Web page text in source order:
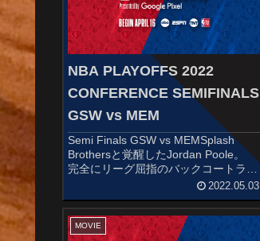
NBA PLAYOFFS 2022
CONFERENCE SEMIFINALS
GSW vs MEM
Semi Finals GSW vs MEMSplash
Brothersと覚醒したJordan Poole。
完全にリーグ屈指のバックコートライ
ナップとなったGSW。 対するは
GSWがレギュラーシーズンで苦しん
だGrizzlies。 MI...
2022.05.03
MOVIE